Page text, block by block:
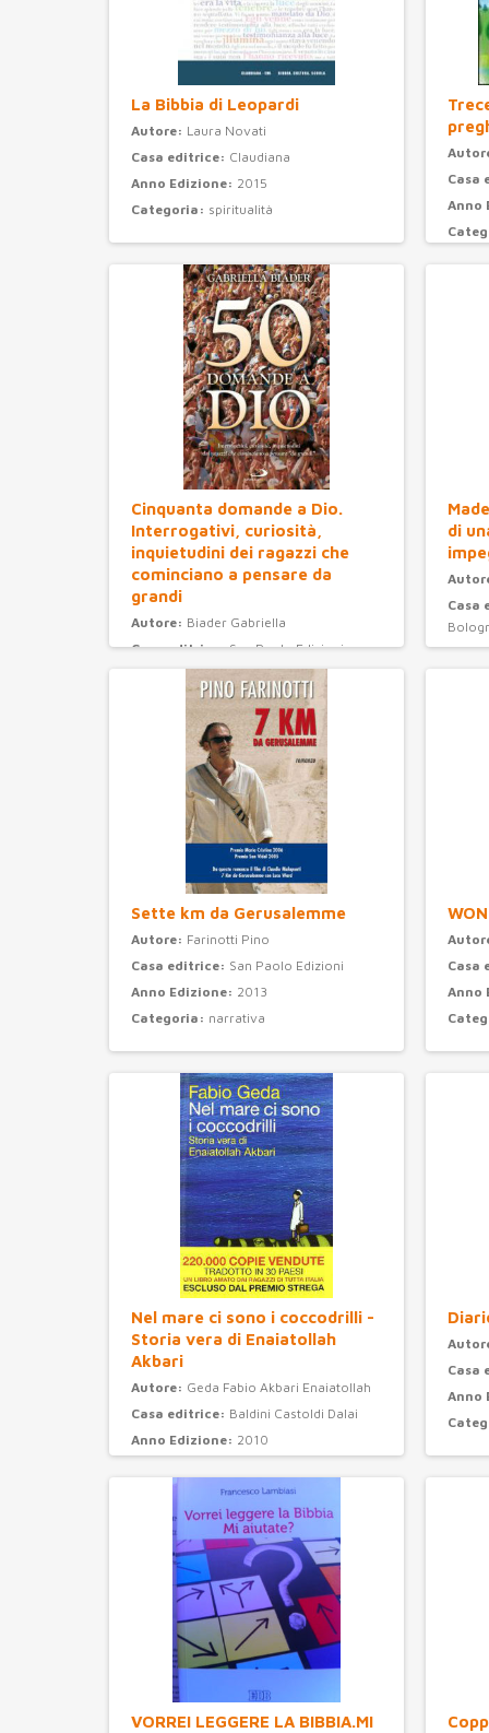
La Bibbia di Leopardi
Autore: Laura Novati
Casa editrice: Claudiana
Anno Edizione: 2015
Categoria: spiritualità
Casa
Anno
Cinquanta domande a Dio.
Interrogativi, curiosità,
inquietudini dei ragazzi che
cominciano a pensare da
grandi
Autore: Biader Gabriella
Casa editrice:San Paolo Edizioni
Categoria: ragazzi
di
Casa
Anno
Sette km da Gerusalemme
Autore: Farinotti Pino
Casa editrice: San Paolo Edizioni
Anno Edizione: 2013
Categoria: narrativa
Casa
Anno
Nel mare ci sono i coccodrilli -
Storia vera di Enaiatollah
Akbari
Autore: Geda Fabio Akbari Enaiatollah
Casa editrice: Baldini Castoldi Dalai
Anno Edizione: 2010
Casa
Anno
VORREI LEGGERE LA BIBBIA.MI